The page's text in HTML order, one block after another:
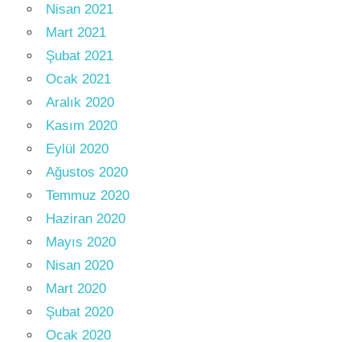
Nisan 2021
Mart 2021
Şubat 2021
Ocak 2021
Aralık 2020
Kasım 2020
Eylül 2020
Ağustos 2020
Temmuz 2020
Haziran 2020
Mayıs 2020
Nisan 2020
Mart 2020
Şubat 2020
Ocak 2020